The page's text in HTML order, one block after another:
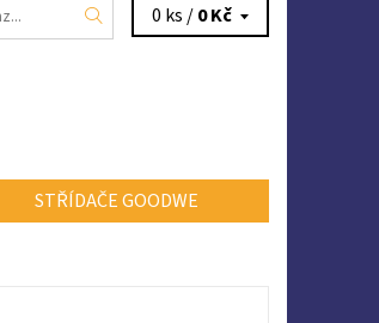
0 ks /0 Kč
STŘÍDAČE GOODWE